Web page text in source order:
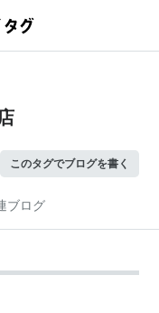
このタグでブログを書く
ブログ